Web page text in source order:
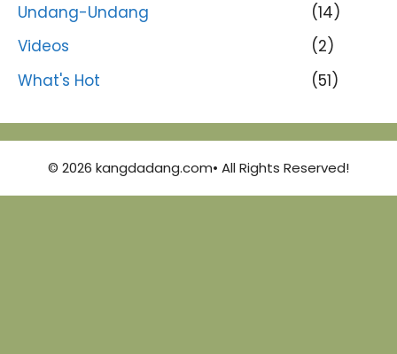
Undang-Undang
(14)
Videos
(2)
What's Hot
(51)
© 2026 kangdadang.com• All Rights Reserved!